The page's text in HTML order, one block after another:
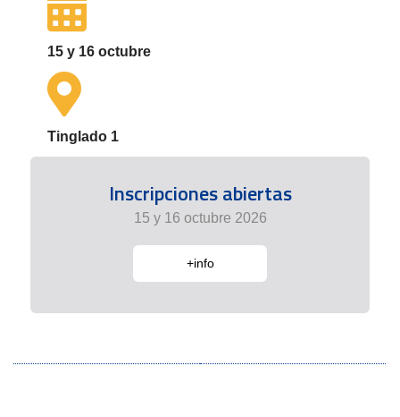
15 y 16 octubre
Tinglado 1
Inscripciones abiertas
15 y 16 octubre 2026
+info